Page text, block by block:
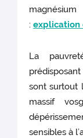
:explication
La
sont surtout
massif
sensibles à